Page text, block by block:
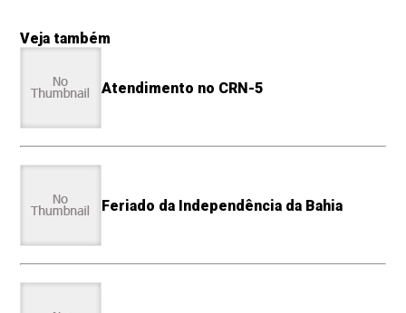
Veja também
Atendimento no CRN-5
Feriado da Independência da Bahia